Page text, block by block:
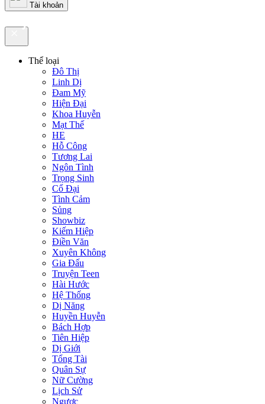
Tài khoản
truyenfullz.com
Thể loại
Đô Thị
Linh Dị
Đam Mỹ
Hiện Đại
Khoa Huyễn
Mạt Thế
HE
Hỗ Công
Tương Lai
Ngôn Tình
Trọng Sinh
Cổ Đại
Tình Cảm
Sủng
Showbiz
Kiếm Hiệp
Điền Văn
Xuyên Không
Gia Đấu
Truyện Teen
Hài Hước
Hệ Thống
Dị Năng
Huyền Huyễn
Bách Hợp
Tiên Hiệp
Dị Giới
Tổng Tài
Quân Sự
Nữ Cường
Lịch Sử
Ngược